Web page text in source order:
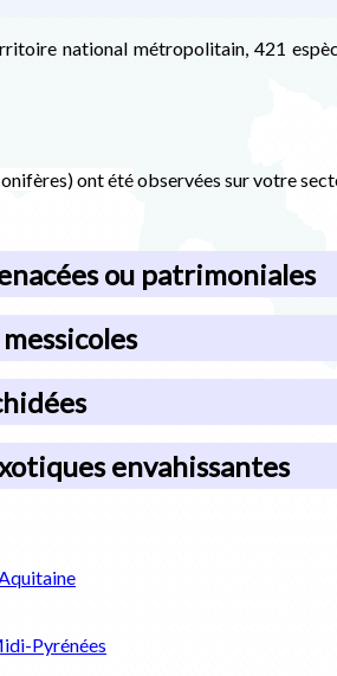
national métropolitain, 421
ont étéobservées sur votre
ou patrimoniales
envahissantes
Pyrénées